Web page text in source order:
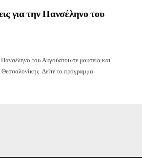
για την Πανσέληνο του
του Αυγούστου σε μουσεία και
Δείτε το πρόγραμμα.